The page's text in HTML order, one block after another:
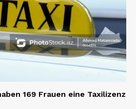
169 Frauen eine Taxilizenz